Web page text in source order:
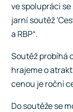
ve spolupráci
jarní soutěž
a RBP“.
Soutěž probíhá
hrajeme o
cenou je roční
Do soutěže se